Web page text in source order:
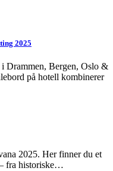
2025
Drammen, Bergen, Oslo &
på hotell kombinerer
2025. Her finner du et
fra historiske…